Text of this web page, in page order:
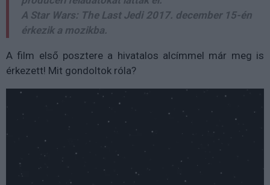
A Star Wars: The Last Jedi2017. december 15-én
érkezik a mozikba.
A film első posztere a hivatalos alcímmel már meg is
érkezett! Mit gondoltok róla?